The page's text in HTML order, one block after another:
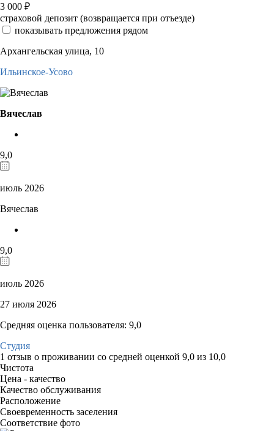
3 000 ₽
страховой депозит (возвращается при отъезде)
показывать предложения рядом
Архангельская улица, 10
Ильинское-Усово
Вячеслав
9,0
июль 2026
Вячеслав
9,0
июль 2026
27 июля 2026
Средняя оценка пользователя: 9,0
Студия
1 отзыв о проживании со средней оценкой 9,0 из 10,0
Чистота
Цена - качество
Качество обслуживания
Расположение
Своевременность заселения
Соответствие фото